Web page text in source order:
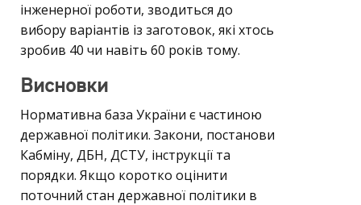
інженерної роботи, зводиться до
вибору варіантів із заготовок, які хтось
зробив 40 чи навіть 60 років тому.
Висновки
Нормативна база України є частиною
державної політики. Закони, постанови
Кабміну, ДБН, ДСТУ, інструкції та
порядки. Якщо коротко оцінити
поточний стан державної політики в